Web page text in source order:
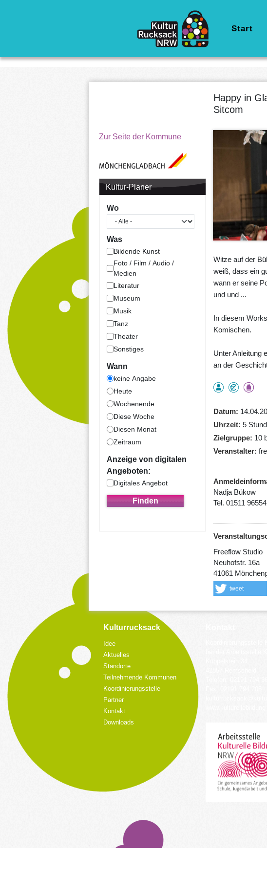
Start
Zur Seite der Kommune
Kultur-Planer
Wo
Was
Bildende Kunst
Foto / Film / Audio /
Medien
Literatur
Museum
Musik
Tanz
Theater
Sonstiges
Wann
keine Angabe
Heute
Wochenende
Diese Woche
Diesen Monat
Zeitraum
Anzeige von digitalen
Angeboten:
Digitales Angebot
Happy in
Sitcom
Witze auf der
weiß, dass ein
wann er seine
und und ...
In diesem
Komischen.
Unter Anleitung
an der
Datum
Uhrzeit 5
Zielgruppe
10
Veranstalter
Nadja Bükow
Tel. 01511
Freeflow Studio
Neuhofstr. 16a
41061
tweet
Kulturrucksack
Idee
Aktuelles
Standorte
Teilnehmende Kommunen
Koordinierungsstelle
Partner
Kontakt
Downloads